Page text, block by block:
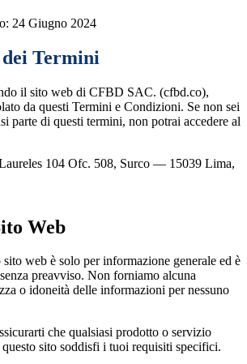
24 Giugno 2024
Termini
il sito web di CFBD SAC. (cfbd.co),
da questi Termini e Condizioni. Se non sei
parte di questi termini, non potrai accedere al
104 Ofc. 508, Surco — 15039 Lima,
Web
web è solo per informazione generale ed è
preavviso. Non forniamo alcuna
o idoneità delle informazioni per nessuno
che qualsiasi prodotto o servizio
sito soddisfi i tuoi requisiti specifici.